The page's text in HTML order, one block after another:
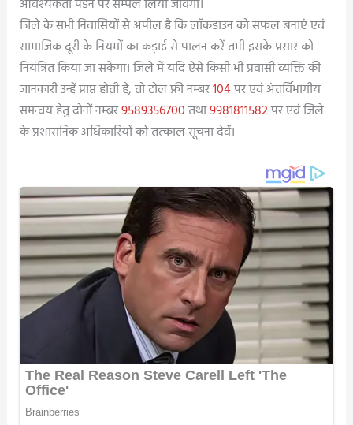
आवश्यकता पडऩे पर सैम्पल लिया जावेगा।
जिले के सभी निवासियों से अपील है कि लॉकडाउन को सफल बनाएं एवं
सामाजिक दूरी के नियमों का कड़ाई से पालन करें तभी इसके प्रसार को
नियंत्रित किया जा सकेगा। जिले में यदि ऐसे किसी भी प्रवासी व्यक्ति की
जानकारी उन्हें प्राप्त होती है, तो टोल फ्री नम्बर104पर एवं अंतर्विभागीय
समन्वय हेतु दोनों नम्बर9589356700तथा9981811582पर एवं जिले
के प्रशासनिक अधिकारियों को तत्काल सूचना देवें।